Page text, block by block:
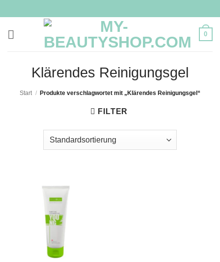
Inhalt
springen
0
Klärendes Reinigungsgel
Start / Produkte verschlagwortet mit „Klärendes Reinigungsgel“
FILTER